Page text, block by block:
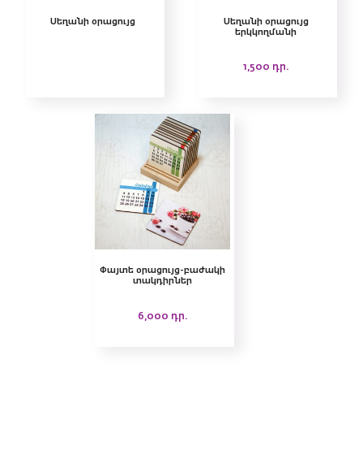
Սեղանի օրացույց
Սեղանի օրացույց
երկկողմանի
1,500 դր.
Փայտե օրացույց-բաժակի
տակդիրներ
6,000 դր.